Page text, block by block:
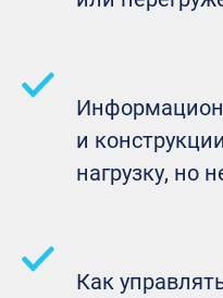
и
нагрузку, но
Как